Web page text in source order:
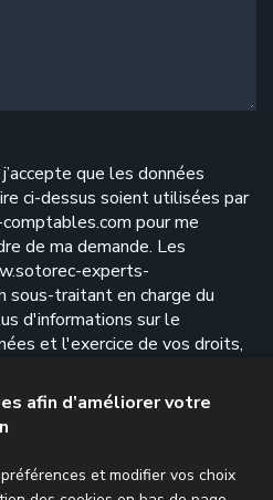
que les données
ci-dessus soient utilisées par
pour me
de ma demande. Les
experts-
sous-traitant en charge du
d'informations sur le
et l'exercice de vos droits,
le formulaire
afin d’améliorer votre
et modifier vos choix